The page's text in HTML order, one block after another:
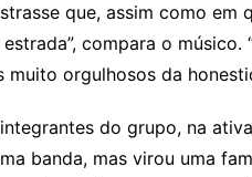
que, assim como
compara o
muito orgulhosos da
do grupo, na
banda, mas virou uma